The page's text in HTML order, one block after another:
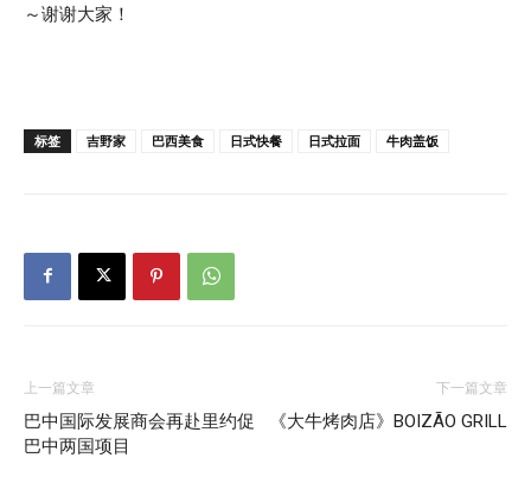
～谢谢大家！
标签 吉野家 巴西美食 日式快餐 日式拉面 牛肉盖饭
上一篇文章
巴中国际发展商会再赴里约促
巴中两国项目
下一篇文章
《大牛烤肉店》BOIZÃO GRILL